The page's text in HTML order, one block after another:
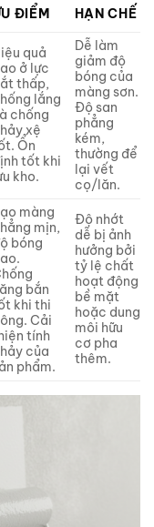
ĐIỂM HẠN CHẾ
quả
ở lực
thấp,
lắng
chống
xệ
Ổn
tốt khi
kho.
Dễ làm
giảm độ
bóng của
màng sơn.
Độ san
phẳng
kém,
thường để
lại vết
cọ/lăn.
màng
mịn,
bóng
bắn
khi thi
Cải
tính
của
phẩm.
Độ nhớt
dễ bị ảnh
hưởng bởi
tỷ lệ chất
hoạt động
bề mặt
hoặc dung
môi hữu
cơ pha
thêm.